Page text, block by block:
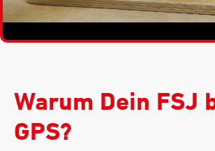
Warum Dein FSJ
GPS?